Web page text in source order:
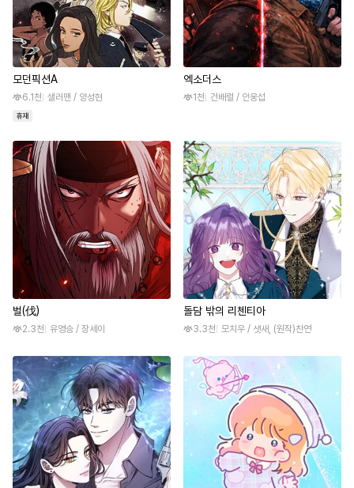
모던픽션A
6.1천 샐러맨 / 양성현
엑소더스
1천 건배럴 / 안웅섭
벌(伐)
2.3천 유영승 / 장세이
돌담 밖의 리첸티아
3.3천 모치우 / 샛새, (원작)찬연